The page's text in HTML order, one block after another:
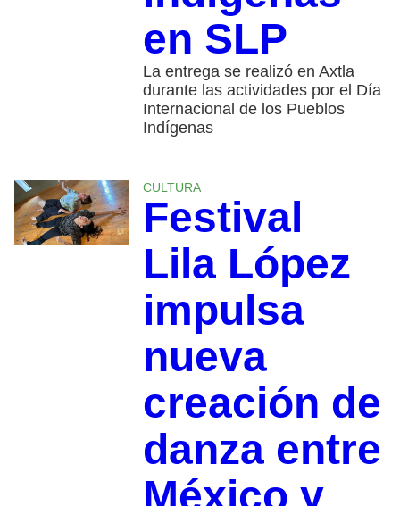
en SLP
La entrega se realizó en Axtla
durante las actividades por el Día
Internacional de los Pueblos
Indígenas
CULTURA
Festival
Lila López
impulsa
nueva
creación de
danza entre
México y